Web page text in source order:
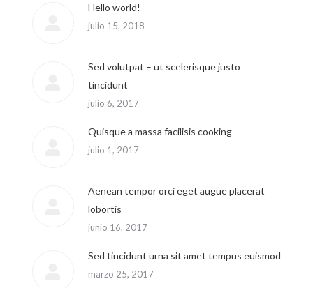
Hello world!
julio 15, 2018
Sed volutpat – ut scelerisque justo
tincidunt
julio 6, 2017
Quisque a massa facilisis cooking
julio 1, 2017
Aenean tempor orci eget augue placerat
lobortis
junio 16, 2017
Sed tincidunt urna sit amet tempus euismod
marzo 25, 2017